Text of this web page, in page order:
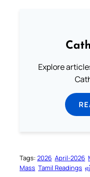
Explore
Tags: 2026 April-2026
Mass Tamil Readings